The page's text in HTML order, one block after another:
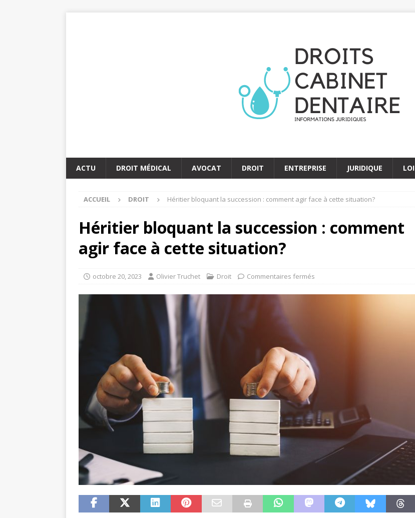
ACTU DROIT MÉDICAL AVOCAT DROIT ENTREPRISE JURIDIQUE LOI
ACCUEIL DROIT Héritier bloquant la succession : comment agir face à cette situation?
Héritier bloquant la succession : comment
agir face à cette situation?
octobre 20, 2023 Olivier Truchet Droit Commentaires fermés